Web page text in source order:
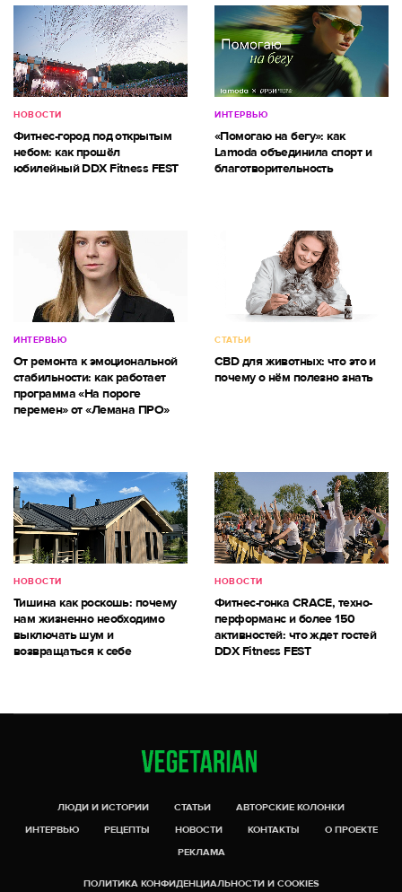
НОВОСТИ
Фитнес-город под открытым
небом: как прошёл
юбилейный DDX Fitness FEST
ИНТЕРВЬЮ
«Помогаю на бегу»: как
Lamoda объединила спорт и
благотворительность
ИНТЕРВЬЮ
От ремонта к эмоциональной
стабильности: как работает
программа «На пороге
перемен» от «Лемана ПРО»
СТАТЬИ
CBD для животных: что это и
почему о нём полезно знать
НОВОСТИ
Тишина как роскошь: почему
нам жизненно необходимо
выключать шум и
возвращаться к себе
НОВОСТИ
Фитнес-гонка CRACE, техно-
перформанс и более 150
активностей: что ждет гостей
DDX Fitness FEST
ЛЮДИ И ИСТОРИИ СТАТЬИ
АВТОРСКИЕ КОЛОНКИ
ИНТЕРВЬЮ
РЕЦЕПТЫ НОВОСТИ КОНТАКТЫ
О ПРОЕКТЕ
РЕКЛАМА
ПОЛИТИКА КОНФИДЕНЦИАЛЬНОСТИ И COOKIES